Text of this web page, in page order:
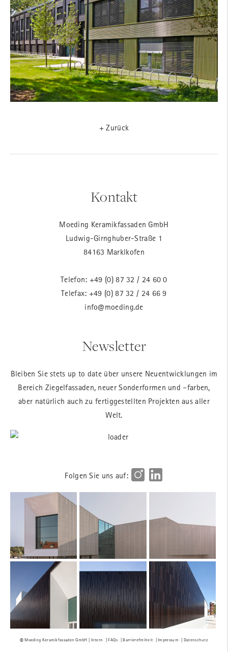
+ Zurück
Kontakt
Moeding Keramikfassaden GmbH
Ludwig-Girnghuber-Straße 1
84163 Marklkofen
Telefon: +49 (0) 87 32 / 24 60 0
Telefax: +49 (0) 87 32 / 24 66 9
info@moeding.de
Newsletter
Bleiben Sie stets up to date über unsere Neuentwicklungen im
Bereich Ziegelfassaden, neuer Sonderformen und –farben,
aber natürlich auch zu fertiggestellten Projekten aus aller
Welt.
Folgen Sie uns auf:
Intern FAQs Barrierefreiheit Impressum Datenschutz